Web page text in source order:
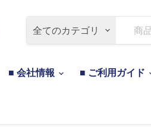
全てのカテゴリ
■ 会社情報 ■ ご利用ガイド